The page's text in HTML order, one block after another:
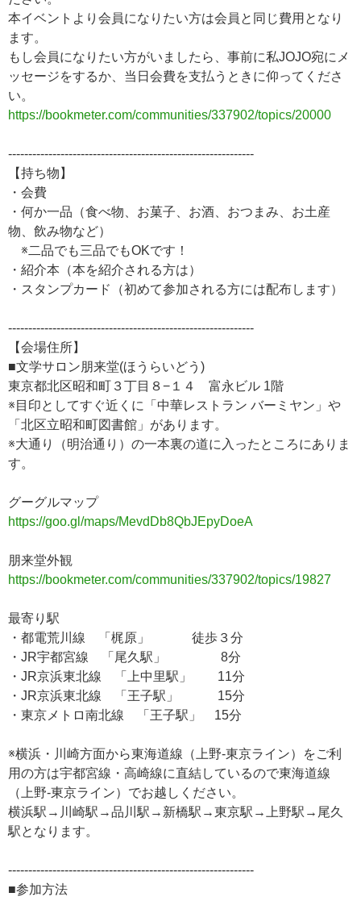
本イベントより会員になりたい方は会員と同じ費用となり
ます。
もし会員になりたい方がいましたら、事前に私JOJO宛にメ
ッセージをするか、当日会費を支払うときに仰ってくださ
い。
https://bookmeter.com/communities/337902/topics/20000
-------------------------------------------------------------
【持ち物】
・会費
・何か一品（食べ物、お菓子、お酒、おつまみ、お土産
物、飲み物など）
※二品でも三品でもOKです！
・紹介本（本を紹介される方は）
・スタンプカード（初めて参加される方には配布します）
-------------------------------------------------------------
【会場住所】
■文学サロン朋来堂(ほうらいどう)
東京都北区昭和町３丁目８−１４ 富永ビル 1階
※目印としてすぐ近くに「中華レストラン バーミヤン」や
「北区立昭和町図書館」があります。
※大通り（明治通り）の一本裏の道に入ったところにありま
す。
グーグルマップ
https://goo.gl/maps/MevdDb8QbJEpyDoeA
朋来堂外観
https://bookmeter.com/communities/337902/topics/19827
最寄り駅
・都電荒川線 「梶原」 徒歩３分
・JR宇都宮線 「尾久駅」 8分
・JR京浜東北線 「上中里駅」 11分
・JR京浜東北線 「王子駅」 15分
・東京メトロ南北線 「王子駅」 15分
※横浜・川崎方面から東海道線（上野-東京ライン）をご利
用の方は宇都宮線・高崎線に直結しているので東海道線
（上野-東京ライン）でお越しください。
横浜駅→川崎駅→品川駅→新橋駅→東京駅→上野駅→尾久
駅となります。
-------------------------------------------------------------
■参加方法